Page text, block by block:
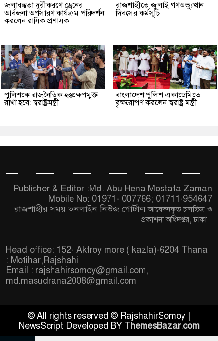
জলাবদ্ধতা দূরীকরণে ড্রেনের
আর্বজনা অপসারণ কার্যক্রম পরিদর্শন
করলেন রাসিক প্রশাসক
রাজশাহীতে জুলাই গণঅভ্যুত্থান
দিবসের কর্মসূচি
পুলিশকে রাজনৈতিক হস্তক্ষেপমুক্ত
রাখা হবে: স্বরাষ্ট্রমন্ত্রী
বাংলাদেশ পুলিশ একাডেমিতে
বৃক্ষরোপণ করলেন স্বরাষ্ট্র মন্ত্রী
Publisher & Editor :Md. Abu Hena Mostafa Zaman
Mobile No: 01971- 007766; 01711-954647
রাজশাহীর সময় অনলাইন নিউজ পোর্টালআবেদনকৃত চলচ্চিত্র ও
প্রকাশনা অধিদপ্তর, ঢাকা ।
Head office: 152- Aktroy more ( kazla)-6204 Thana
: Motihar,Rajshahi
Email : rajshahirsomoy@gmail.com,
md.masudrana2008@gmail.com
© All rights reserved © RajshahirSomoy |
NewsScript Developed BY ThemesBazar.com